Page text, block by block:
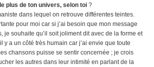
plus de ton univers, selon toi ?
dans lequel on retrouve différentes teintes.
pour moi car si j’ai besoin que mon message
je souhaite qu’il soit joliment dit avec de la forme et
y a un côté très humain car j’ai envie que toute
chansons puisse se sentir concernée ; je crois
les autres dans leur intimité en parlant de la